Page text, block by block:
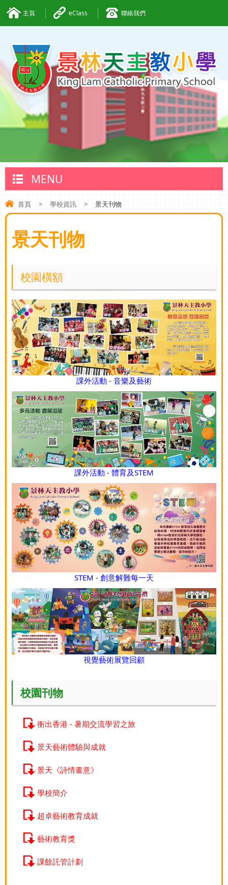
主頁 eClass 聯絡我們
MENU
首頁 > 學校資訊 > 景天刊物
景天刊物
校園橫額
課外活動 - 音樂及藝術
課外活動 - 體育及STEM
STEM - 創意解難每一天
視覺藝術展覽回顧
校園刊物
衝出香港 - 暑期交流學習之旅
景天藝術體驗與成就
景天《詩情畫意》
學校簡介
超卓藝術教育成就
藝術教育獎
課餘託管計劃